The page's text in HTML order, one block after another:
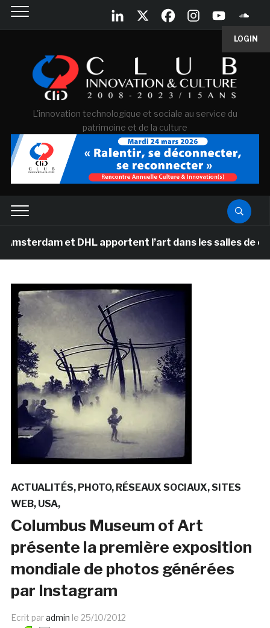
LOGIN
L'innovation technologique et sociale au service du
patrimoine et de la culture
et DHL apportent l’art dans les salles de classe des
ACTUALITÉS PHOTO RÉSEAUX SOCIAUX SITES
WEB USA
Columbus Museum of Art
présente la première exposition
mondiale de photos générées
par Instagram
Ecrit paradmin le 25/10/2012